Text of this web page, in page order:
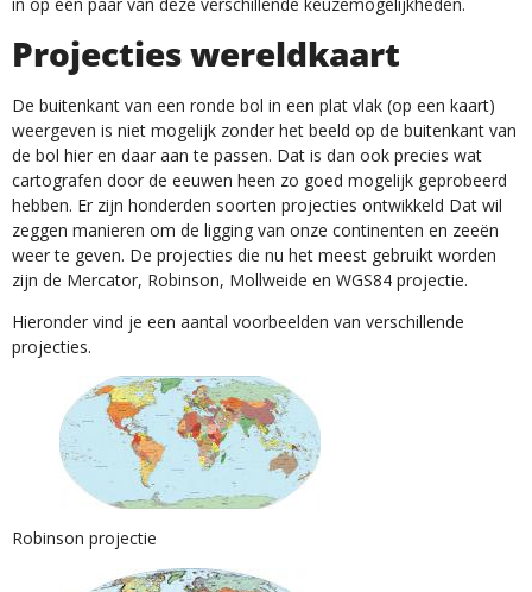
Projecties wereldkaart
De buitenkant van een ronde bol in een plat vlak (op een kaart)
weergeven is niet mogelijk zonder het beeld op de buitenkant van
de bol hier en daar aan te passen. Dat is dan ook precies wat
cartografen door de eeuwen heen zo goed mogelijk geprobeerd
hebben. Er zijn honderden soorten projecties ontwikkeld Dat wil
zeggen manieren om de ligging van onze continenten en zeeën
weer te geven. De projecties die nu het meest gebruikt worden
zijn de Mercator, Robinson, Mollweide en WGS84 projectie.
Hieronder vind je een aantal voorbeelden van verschillende
projecties.
Robinson projectie